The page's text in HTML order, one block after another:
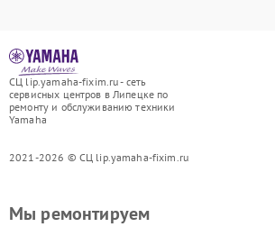
СЦ lip.yamaha-fixim.ru - сеть
сервисных центров в Липецке по
ремонту и обслуживанию техники
Yamaha
2021-2026 © СЦ lip.yamaha-fixim.ru
Мы ремонтируем